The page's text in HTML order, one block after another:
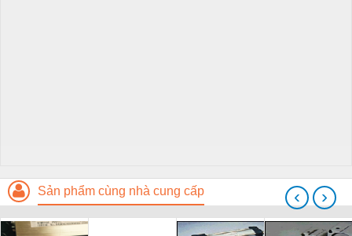
Sản phẩm cùng nhà cung cấp ‹ ›